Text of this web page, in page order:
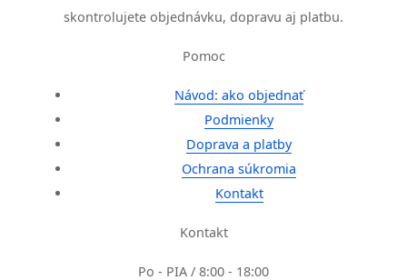
skontrolujete objednávku, dopravu aj platbu.
Pomoc
Návod: ako objednať
Podmienky
Doprava a platby
Ochrana súkromia
Kontakt
Kontakt
Po - PIA / 8:00 - 18:00